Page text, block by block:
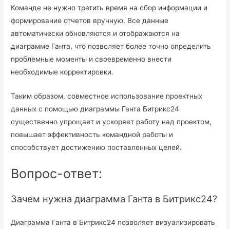
Команде не нужно тратить время на сбор информации и
формирование отчетов вручную. Все данные
автоматически обновляются и отображаются на
диаграмме Ганта, что позволяет более точно определить
проблемные моменты и своевременно внести
необходимые корректировки.
Таким образом, совместное использование проектных
данных с помощью диаграммы Ганта Битрикс24
существенно упрощает и ускоряет работу над проектом,
повышает эффективность командной работы и
способствует достижению поставленных целей.
Вопрос-ответ:
Зачем нужна диаграмма Ганта в Битрикс24?
Диаграмма Ганта в Битрикс24 позволяет визуализировать